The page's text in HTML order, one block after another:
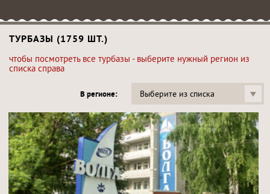
ТУРБАЗЫ (1759 ШТ.)
чтобы посмотреть все турбазы - выберите нужный регион из
списка справа
В регионе: Выберите из списка